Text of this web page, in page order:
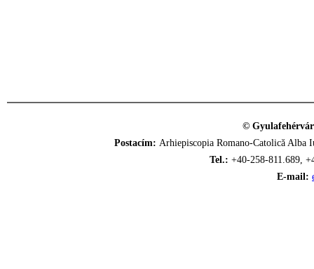
©
Postacím: Arhiepiscopia Romano-Catolică
Tel.: +40-258-811.689,
E-mail: